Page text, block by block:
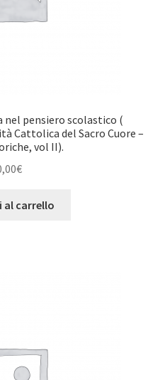
pensiero scolastico (
Cattolica del Sacro Cuore –
vol II).
€
al carrello